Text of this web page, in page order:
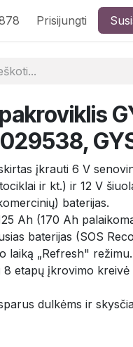
Prisijungti
įkrauti 6 V
ir kt.) ir 12 V
baterijas.
Ah (170 Ah
baterijas (SOS
laiką „Refresh" režimu.
8 etapų įkrovimo
dulkėms ir